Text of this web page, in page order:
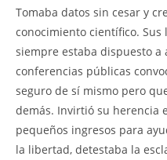
Tomaba datos sin cesar y
conocimiento científico.
siempre estaba dispuesto a
conferencias públicas
seguro de sí mismo pero
demás. Invirtió su herencia
pequeños ingresos para
la libertad, detestaba la